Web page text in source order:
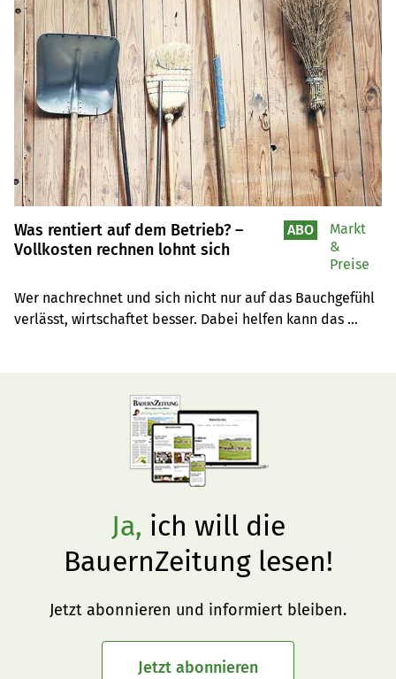
Rahmen eines Ressourcenprojektes.
Was rentiert auf dem Betrieb? –
Vollkosten rechnen lohnt sich
Wer nachrechnet und sich nicht nur auf das Bauchgefühl
verlässt, wirtschaftet besser. Dabei helfen kann das
ABO
Markt
&
Preise
Ja, ich will die
BauernZeitung lesen!
Jetzt abonnieren und informiert bleiben.
Jetzt abonnieren